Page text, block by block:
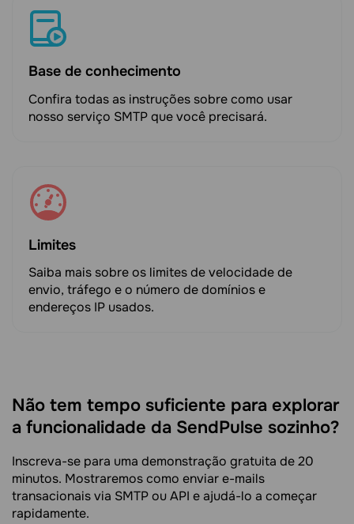
Base de conhecimento
Confira todas as instruções sobre como usar
nosso serviço SMTP que você precisará.
Limites
Saiba mais sobre os limites de velocidade de
envio, tráfego e o número de domínios e
endereços IP usados.
Não tem tempo suficiente para explorar
a funcionalidade da SendPulse sozinho?
Inscreva-se para uma demonstração gratuita de 20
minutos. Mostraremos como enviar e-mails
transacionais via SMTP ou API e ajudá-lo a começar
rapidamente.